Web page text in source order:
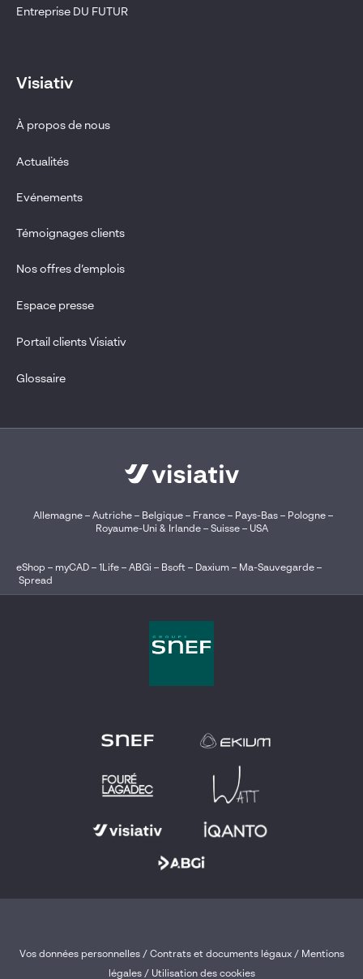
Entreprise DU FUTUR
Visiativ
À propos de nous
Actualités
Evénements
Témoignages clients
Nos offres d’emplois
Espace presse
Portail clients Visiativ
Glossaire
Allemagne– Autriche– Belgique – France– Pays-Bas– Pologne–
Royaume-Uni & Irlande– Suisse– USA
eShop – myCAD – 1Life – ABGi – Bsoft – Daxium – Ma-Sauvegarde –
Spread
Vos données personnelles/ Contrats et documents légaux/ Mentions
légales / Utilisation des cookies